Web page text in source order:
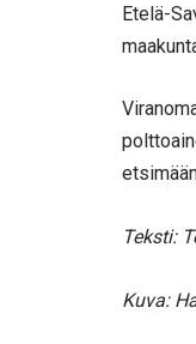
Etelä-
Teksti:
Kuva: